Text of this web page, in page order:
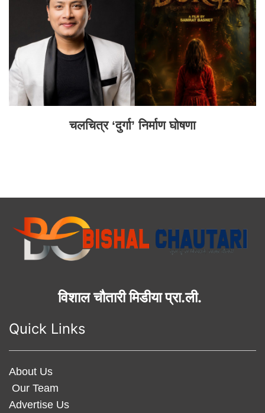
चलचित्र ‘दुर्गा’ निर्माण घोषणा
विशाल चौतारी मिडीया प्रा.ली.
Quick Links
About Us
Our Team
Advertise Us